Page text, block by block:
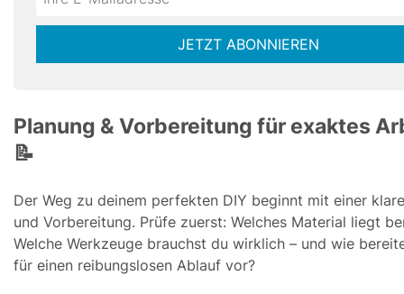
JETZT ABONNIEREN
Planung & Vorbereitung für exaktes
📝
Der Weg zu deinem perfekten DIY beginnt mit einer
und Vorbereitung. Prüfe zuerst: Welches Material liegt
Welche Werkzeuge brauchst du wirklich – und wie
für einen reibungslosen Ablauf vor?